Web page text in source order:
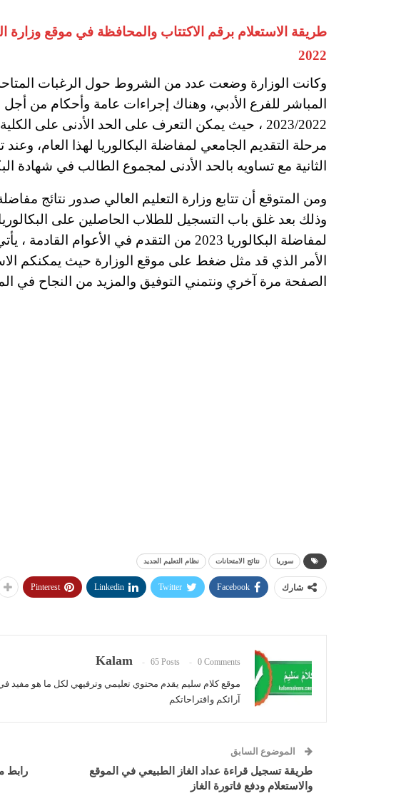
طريقة الاستعلام برقم الاكتتاب والمحافظة في موقع وزارة
2022
وكانت الوزارة وضعت عدد من الشروط حول الرغبات المتاحة
المباشر للفرع الأدبي، وهناك إجراءات عامة وأحكام من
2023/2022 ، حيث يمكن التعرف على الحد الأدنى على
مرحلة التقديم الجامعي لمفاضلة البكالوريا لهذا العام،
الثانية مع تساويه بالحد الأدنى لمجموع الطالب في شهادة
ومن المتوقع أن تتابع وزارة التعليم العالي صدور نتائج
وذلك بعد غلق باب التسجيل للطلاب الحاصلين على
لمفاضلة البكالوريا 2023 من التقدم في
الأمر الذي قد مثل ضغط على موقع الوزارة حيث يمكنكم
الصفحة مرة آخري ونتمني التوفيق والمزيد من النجاح في
سوريا نتائج الامتحانات نظام التعليم الجديد
شارك Facebook
Twitter
Linkedin
Pinterest
Kalam 65 Posts 0 Comments
موقع كلام سليم يقدم محتوي تعليمي وترفيهي لكل ما هو مفيد
آرائكم واقتراحاتكم
الموضوع السابق
طريقة تسجيل قراءة عداد الغاز الطبيعي في الموقع
والاستعلام ودفع فاتورة الغاز